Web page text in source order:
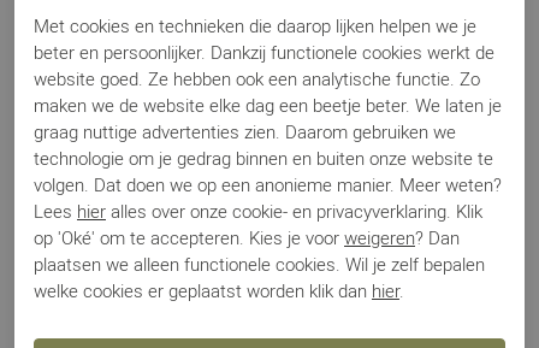
House of Ord Cabana Fedora wit
Specificaties
Merk
House of Ord
Artikelnummer
FTM750 Cabana Fedora
Los voetbed
Nee
Categorie
Hoeden-mutsen
Kleur
Wit
Materiaal
Textiel
Bestelcode
000003100
Met cookies en technieken die daarop lijken helpen we je
beter en persoonlijker. Dankzij functionele cookies werkt de
website goed. Ze hebben ook een analytische functie. Zo
maken we de website elke dag een beetje beter. We laten je
graag nuttige advertenties zien. Daarom gebruiken we
technologie om je gedrag binnen en buiten onze website te
volgen. Dat doen we op een anonieme manier. Meer weten?
Lees hier alles over onze cookie- en privacyverklaring. Klik
op 'Oké' om te accepteren. Kies je voor weigeren? Dan
plaatsen we alleen functionele cookies. Wil je zelf bepalen
welke cookies er geplaatst worden klik dan hier.